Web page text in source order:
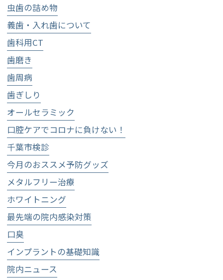
虫歯の詰め物
義歯・入れ歯について
歯科用CT
歯磨き
歯周病
歯ぎしり
オールセラミック
口腔ケアでコロナに負けない！
千葉市検診
今月のおススメ予防グッズ
メタルフリー治療
ホワイトニング
最先端の院内感染対策
口臭
インプラントの基礎知識
院内ニュース